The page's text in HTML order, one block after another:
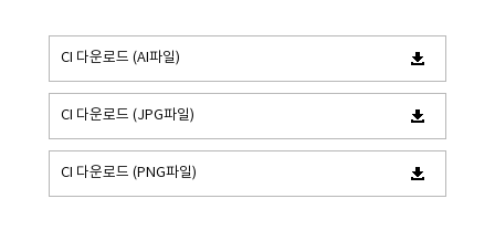
CI 다운로드 (AI파일)
CI 다운로드 (JPG파일)
CI 다운로드 (PNG파일)